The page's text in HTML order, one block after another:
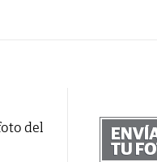
del